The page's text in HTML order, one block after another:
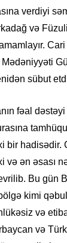
verdiyi
və
sübut
fəal
bir hadisədir.
və ən əsası
Bu gün
kimi
və
və